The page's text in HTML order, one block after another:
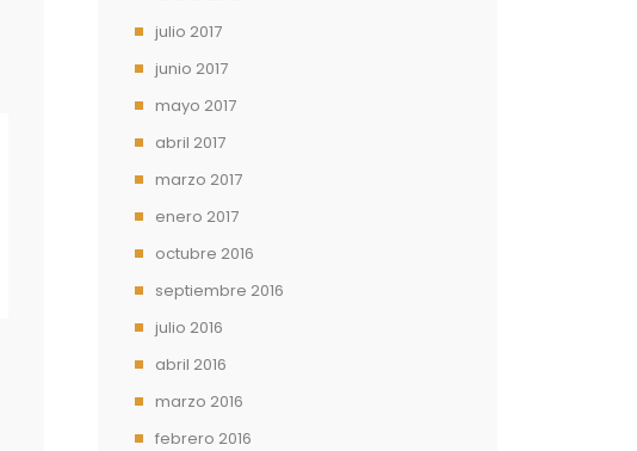
julio 2017
junio 2017
mayo 2017
abril 2017
marzo 2017
enero 2017
octubre 2016
septiembre 2016
julio 2016
abril 2016
marzo 2016
febrero 2016